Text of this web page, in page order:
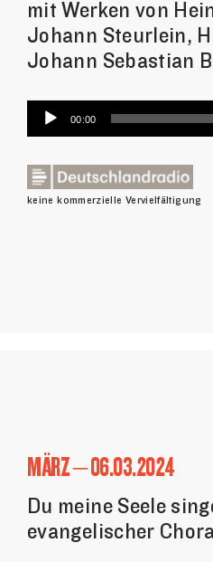
mit Werken von
Johann Steurlein,
Johann Sebastian
Audio-
Player
00:00
keine kommerzielle Vervielfältigung
MÄRZ – 06.03.2024
Du meine Seele
evangelischer